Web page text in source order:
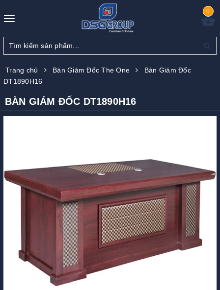
Toggle
0
Trang chủ Bàn Giám Đốc The One
Bàn Giám Đốc
DT1890H16
BÀN GIÁM ĐỐC DT1890H16